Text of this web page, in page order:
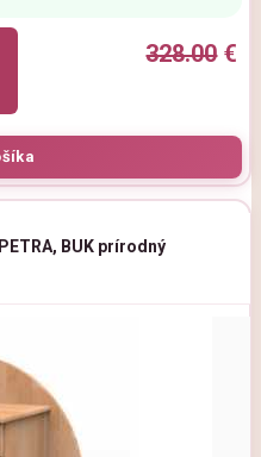
328.00€
BUK prírodný